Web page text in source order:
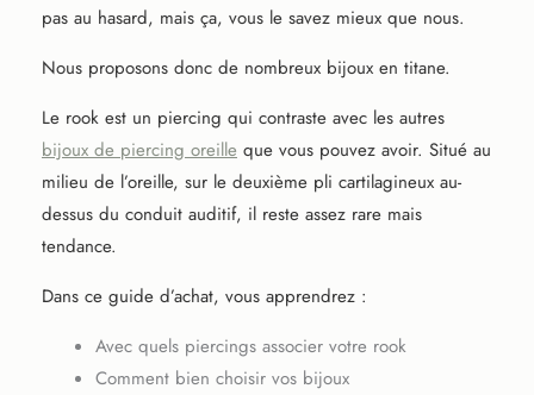
pas au hasard, mais ça, vous le savez mieux que nous.
Nous proposons donc de nombreux bijoux en titane.
Le rook est un piercing qui contraste avec les autres
bijoux de piercing oreille que vous pouvez avoir. Situé au
milieu de l’oreille, sur le deuxième pli cartilagineux au-
dessus du conduit auditif, il reste assez rare mais
tendance.
Dans ce guide d’achat, vous apprendrez :
Avec quels piercings associer votre rook
Comment bien choisir vos bijoux